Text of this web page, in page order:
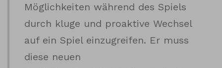
Möglichkeiten während des Spiels
durch kluge und proaktive Wechsel
auf ein Spiel einzugreifen. Er muss
diese neuen